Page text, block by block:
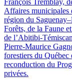
Affaires municipales
région du
Forêts, de la Faune
de l’Abitibi-
Pierre-Maurice
forestiers du Québec
reconduction du
privées.